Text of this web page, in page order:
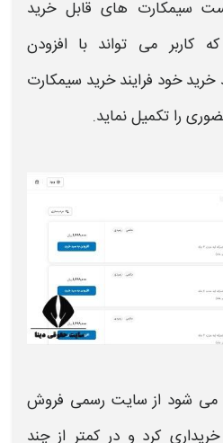
سیمکارت های قابل خرید
می تواند با افزودن
خود فرایندخرید سیمکارت
را تکمیل نماید.
می شود از سایت رسمی فروش
خریداری کرد و در کمتر از چند